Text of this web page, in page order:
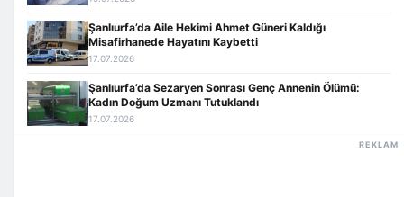
Şanlıurfa’da Aile Hekimi Ahmet Güneri Kaldığı
Misafirhanede Hayatını Kaybetti
17.07.2026
Şanlıurfa’da Sezaryen Sonrası Genç Annenin Ölümü:
Kadın Doğum Uzmanı Tutuklandı
17.07.2026
REKLAM